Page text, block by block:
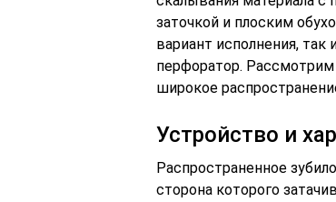
заточкой и плоским
вариант исполнения, так
перфоратор. Рассмотрим
широкое
Устройство и
Распространенное
сторона которого